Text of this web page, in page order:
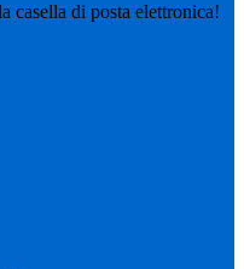
casella di posta elettronica!